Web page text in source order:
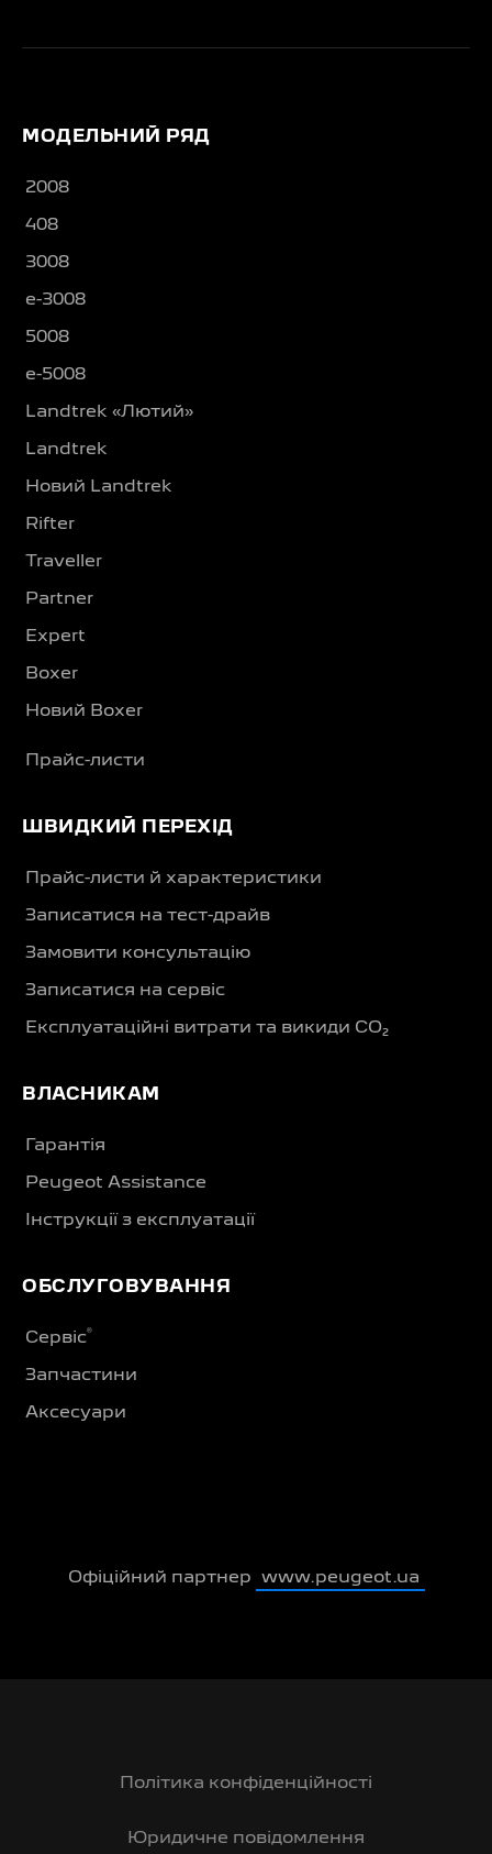
МОДЕЛЬНИЙ РЯД
2008
408
3008
e-3008
5008
e-5008
Landtrek «Лютий»
Landtrek
Новий Landtrek
Rifter
Traveller
Partner
Expert
Boxer
Новий Boxer
Прайс-листи
ШВИДКИЙ ПЕРЕХІД
Прайс-листи й характеристики
Записатися на тест-драйв
Замовити консультацію
Записатися на сервіс
Експлуатаційні витрати та викиди CO₂
ВЛАСНИКАМ
Гарантія
Peugeot Assistance
Інструкції з експлуатації
ОБСЛУГОВУВАННЯ
Сервіс®
Запчастини
Аксесуари
Офіційний партнер www.peugeot.ua
Політика конфіденційності
Юридичне повідомлення